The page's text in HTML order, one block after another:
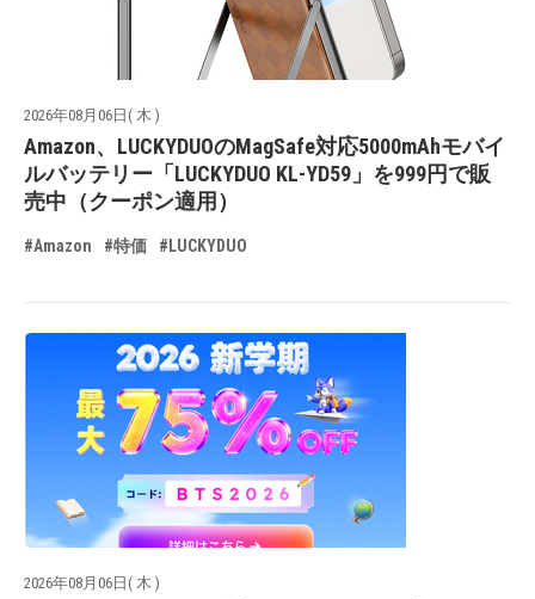
2026年08月06日( 木 )
Amazon、LUCKYDUOのMagSafe対応5000mAhモバイ
ルバッテリー「LUCKYDUO KL-YD59」を999円で販
売中（クーポン適用）
#Amazon #特価 #LUCKYDUO
2026年08月06日( 木 )